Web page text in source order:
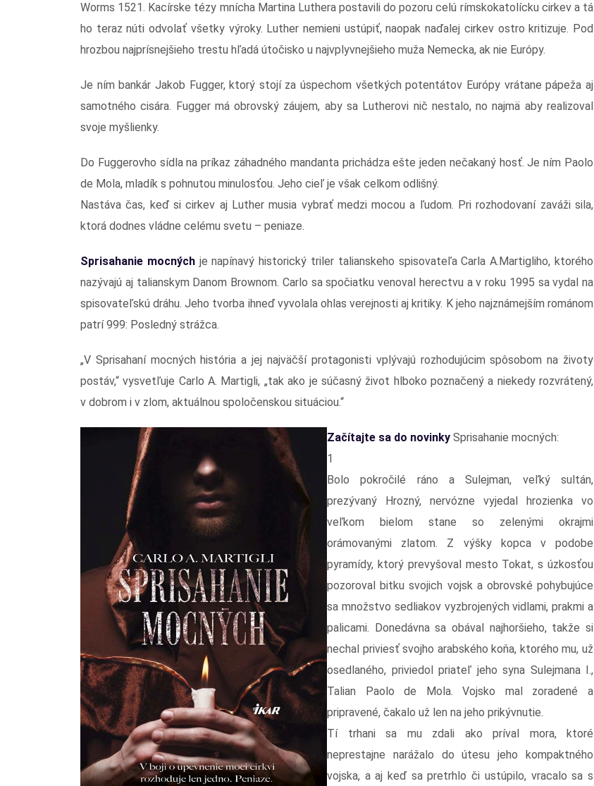
Worms 1521. Kacírske tézy mnícha Martina Luthera postavili do pozoru celú rímskokatolícku cirkev a tá
ho teraz núti odvolať všetky výroky. Luther nemieni ustúpiť, naopak naďalej cirkev ostro kritizuje. Pod
hrozbou najprísnejšieho trestu hľadá útočisko u najvplyvnejšieho muža Nemecka, ak nie Európy.
Je ním bankár Jakob Fugger, ktorý stojí za úspechom všetkých potentátov Európy vrátane pápeža aj
samotného cisára. Fugger má obrovský záujem, aby sa Lutherovi nič nestalo, no najmä aby realizoval
svoje myšlienky.
Do Fuggerovho sídla na príkaz záhadného mandanta prichádza ešte jeden nečakaný hosť. Je ním Paolo
de Mola, mladík s pohnutou minulosťou. Jeho cieľ je však celkom odlišný.
Nastáva čas, keď si cirkev aj Luther musia vybrať medzi mocou a ľudom. Pri rozhodovaní zaváži sila,
ktorá dodnes vládne celému svetu – peniaze.
Sprisahanie mocnýchje napínavý historický triler talianskeho spisovateľa Carla A.Martigliho, ktorého
nazývajú aj talianskym Danom Brownom. Carlo sa spočiatku venoval herectvu a v roku 1995 sa vydal na
spisovateľskú dráhu. Jeho tvorba ihneď vyvolala ohlas verejnosti aj kritiky. K jeho najznámejším románom
patrí 999: Posledný strážca.
„V Sprisahaní mocných história a jej najväčší protagonisti vplývajú rozhodujúcim spôsobom na životy
postáv,“ vysvetľuje Carlo A. Martigli, „tak ako je súčasný život hlboko poznačený a niekedy rozvrátený,
v dobrom i v zlom, aktuálnou spoločenskou situáciou.“
Začítajte sa do novinky Sprisahanie mocných:
1
Bolo pokročilé ráno a Sulejman, veľký sultán,
prezývaný Hrozný, nervózne vyjedal hrozienka vo
veľkom bielom stane so zelenými okrajmi
orámovanými zlatom. Z výšky kopca v podobe
pyramídy, ktorý prevyšoval mesto Tokat, s úzkosťou
pozoroval bitku svojich vojsk a obrovské pohybujúce
sa množstvo sedliakov vyzbrojených vidlami, prakmi a
palicami. Donedávna sa obával najhoršieho, takže si
nechal priviesť svojho arabského koňa, ktorého mu, už
osedlaného, priviedol priateľ jeho syna Sulejmana I.,
Talian Paolo de Mola. Vojsko mal zoradené a
pripravené, čakalo už len na jeho prikývnutie.
Tí trhani sa mu zdali ako príval mora, ktoré
neprestajne narážalo do útesu jeho kompaktného
vojska, a aj keď sa pretrhlo či ustúpilo, vracalo sa s